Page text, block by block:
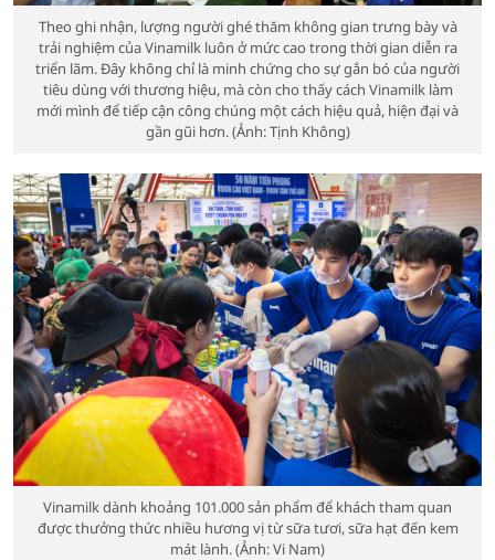
Theo ghi nhận, lượng người ghé thăm không gian trưng bày và
trải nghiệm của Vinamilk luôn ở mức cao trong thời gian diễn ra
triển lãm. Đây không chỉ là minh chứng cho sự gắn bó của người
tiêu dùng với thương hiệu, mà còn cho thấy cách Vinamilk làm
mới mình để tiếp cận công chúng một cách hiệu quả, hiện đại và
gần gũi hơn. (Ảnh: Tịnh Không)
Vinamilk dành khoảng 101.000 sản phẩm để khách tham quan
được thưởng thức nhiều hương vị từ sữa tươi, sữa hạt đến kem
mát lành. (Ảnh: Vi Nam)